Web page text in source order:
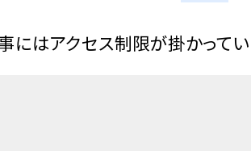
にはアクセス制限が掛かって